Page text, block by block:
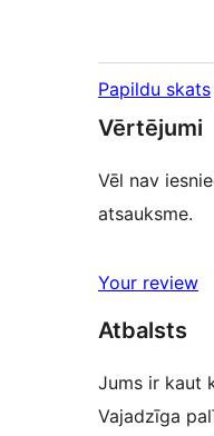
Papildu skats
Vērtējumi
Vēl nav
atsauksme.
Your review
Atbalsts
Jums ir kaut
Vajadzīga